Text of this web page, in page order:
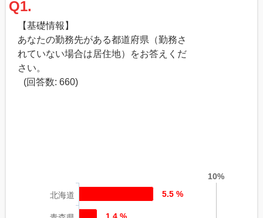
Q1.
【基礎情報】
あなたの勤務先がある都道府県（勤務さ
れていない場合は居住地）をお答えくだ
さい。
(回答数: 660)
10%
北海道 5.5 %